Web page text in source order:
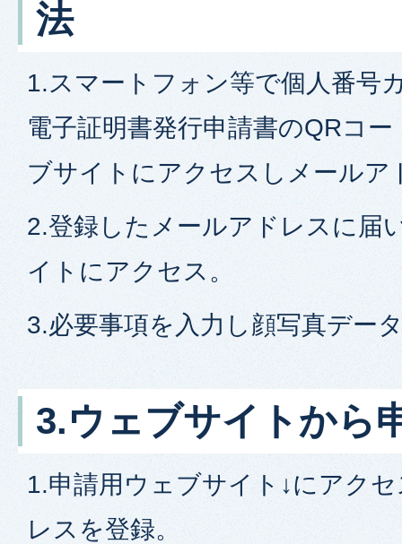
法
1.スマートフォン等で個人番号
電子証明書発行申請書のQRコ
ブサイトにアクセスしメールア
2.登録したメールアドレスに届
イトにアクセス。
3.必要事項を入力し顔写真デー
3.ウェブサイトから
1.申請用ウェブサイト↓にアク
レスを登録。